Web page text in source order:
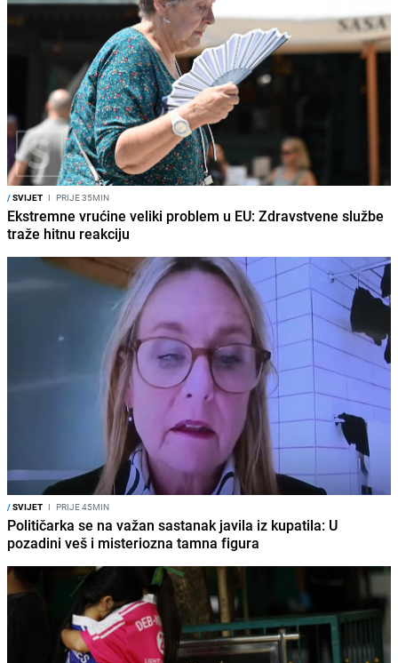
/SVIJET I PRIJE 35MIN
Ekstremne vrućine veliki problem u EU: Zdravstvene službe
traže hitnu reakciju
/SVIJET I PRIJE 45MIN
Političarka se na važan sastanak javila iz kupatila: U
pozadini veš i misteriozna tamna figura